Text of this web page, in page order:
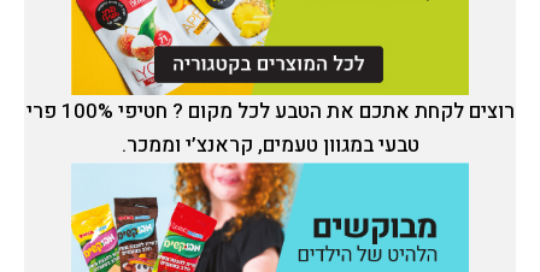
רוצים לקחת אתכם את הטבע לכל מקום ? חטיפי 100% פרי
טבעי במגוון טעמים, קראנצ’י וממכר.